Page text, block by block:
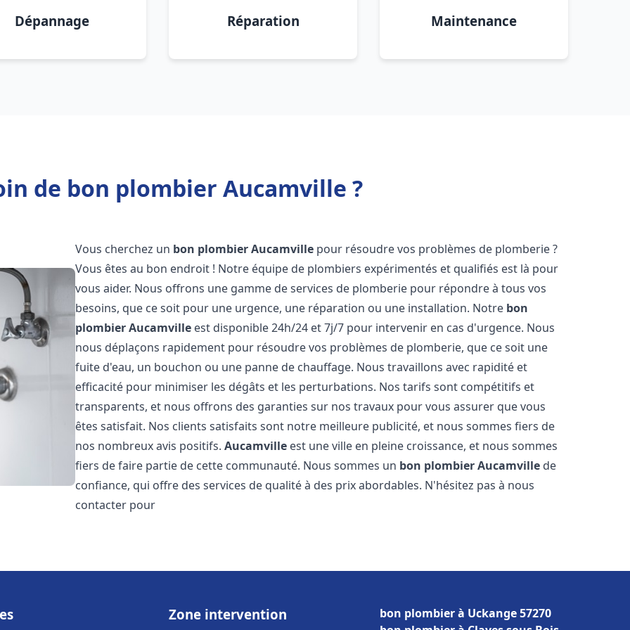
Dépannage Réparation Maintenance
de bon plombier Aucamville ?
Vous cherchez un bon plombierAucamville pour résoudre vos problèmes de plomberie ?
Vous êtes au bon endroit ! Notre équipe de plombiers expérimentés et qualifiés est là pour
vous aider. Nous offrons une gamme de services de plomberie pour répondre à tous vos
besoins, que ce soit pour une urgence, une réparation ou une installation. Notre bon
plombierAucamville est disponible 24h/24 et 7j/7 pour intervenir en cas d'urgence. Nous
nous déplaçons rapidement pour résoudre vos problèmes de plomberie, que ce soit une
fuite d'eau, un bouchon ou une panne de chauffage. Nous travaillons avec rapidité et
efficacité pour minimiser les dégâts et les perturbations. Nos tarifs sont compétitifs et
transparents, et nous offrons des garanties sur nos travaux pour vous assurer que vous
êtes satisfait. Nos clients satisfaits sont notre meilleure publicité, et nous sommes fiers de
nos nombreux avis positifs.Aucamville est une ville en pleine croissance, et nous sommes
fiers de faire partie de cette communauté. Nous sommes un bon plombierAucamville de
confiance, qui offre des services de qualité à des prix abordables. N'hésitez pas à nous
contacter pour
Zone intervention
bon plombier à Uckange 57270